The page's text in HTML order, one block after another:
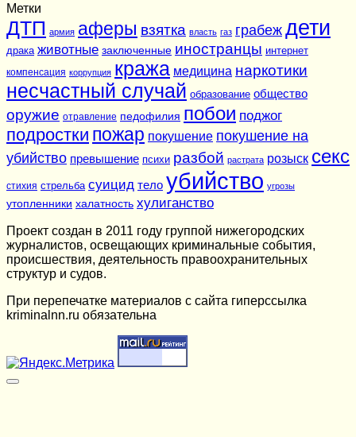
Метки
ДТП армия аферы взятка власть газ грабеж дети
драка животные заключенные иностранцы интернет
компенсация коррупция кража медицина наркотики
несчастный случай образование общество
оружие отравление педофилия побои поджог
подростки пожар покушение покушение на
убийство превышение психи разбой растрата розыск секс
стихия стрельба суицид тело убийство угрозы
утопленники халатность хулиганство
Проект создан в 2011 году группой нижегородских
журналистов, освещающих криминальные события,
происшествия, деятельность правоохранительных
структур и судов.
При перепечатке материалов c сайта гиперссылка
kriminalnn.ru обязательна